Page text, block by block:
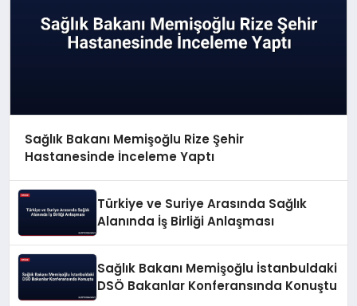
Sağlık Bakanı Memişoğlu Rize Şehir
Hastanesinde İnceleme Yaptı
Türkiye ve Suriye Arasında Sağlık
Alanında İş Birliği Anlaşması
Sağlık Bakanı Memişoğlu İstanbuldaki
DSÖ Bakanlar Konferansında Konuştu